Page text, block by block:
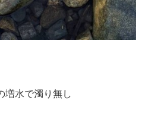
増水で濁り無し